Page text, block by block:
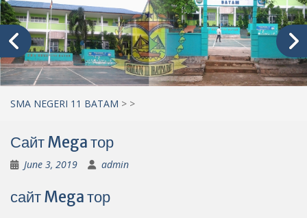
SMA NEGERI 11 BATAM > >
Сайт Mega тор
June 3, 2019 admin
сайт Mega тор